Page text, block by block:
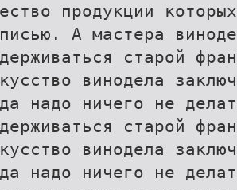
продукции
А мастера
старой
винодела
надо ничего не
старой
винодела
надо ничего не